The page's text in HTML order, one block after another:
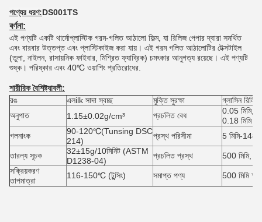
পণ্যের ধরণ:DS001TS
বর্ণনা:
এই পণ্যটি একটি থার্মোপ্লাস্টিক গরম-গলিত আঠালো ফিল্ম, যা রিলিজ পেপার দ্বারা সমর্থিত
এবং বারবার উত্তপ্ত এবং প্লাস্টিকাইজ করা যায়। এই গরম গলিত আঠালোটির টেক্সটাইল
(তুলা, নাইলন, রাসায়নিক ফাইবার, মিশ্রিত ফ্যাব্রিক) চমৎকার আনুগত্য রয়েছে। এই পণ্যটি
শুষ্ক। পরিষ্কার এবং 40℃ ওয়াশিং প্রতিরোধের.
শারীরিক বৈশিষ্ট্যাবলী:
রঙ
এলilk সাদা স্বচ্ছ মুক্তি সুরক্ষা
গ্লাসিন রিলিজ
অনুপাত
1.15±0.02g/cm³ প্রচলিত বেধ
0.05 মিমি,
0.18 মিমি
গলনাংক
90-120℃(Tunsing DSC
214)
প্রস্থ পরিসীমা 5 মিমি-1480
তারল্য সূচক
32±15g/10মিনিট (ASTM
D1238-04)
প্রচলিত প্রস্থ
500 মিমি,
সক্রিয়করণ
তাপমাত্রা
116-150℃ (টুন্সিং) সমাপ্ত পণ্য 500 মিমি *